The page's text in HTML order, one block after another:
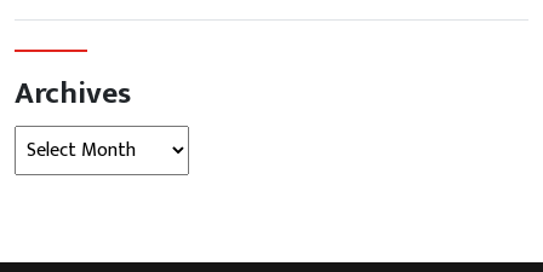
Archives
Archives